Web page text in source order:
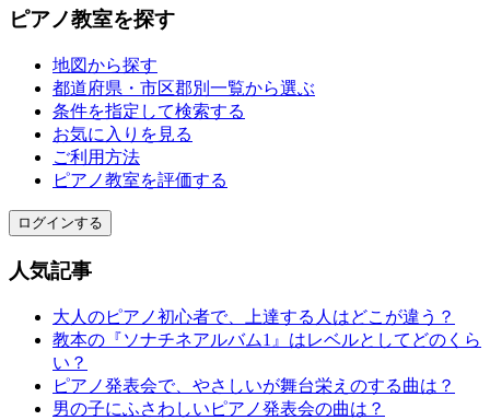
ピアノ教室を探す
地図から探す
都道府県・市区郡別一覧から選ぶ
条件を指定して検索する
お気に入りを見る
ご利用方法
ピアノ教室を評価する
ログインする
人気記事
大人のピアノ初心者で、上達する人はどこが違う？
教本の『ソナチネアルバム1』はレベルとしてどのくら
い？
ピアノ発表会で、やさしいが舞台栄えのする曲は？
男の子にふさわしいピアノ発表会の曲は？